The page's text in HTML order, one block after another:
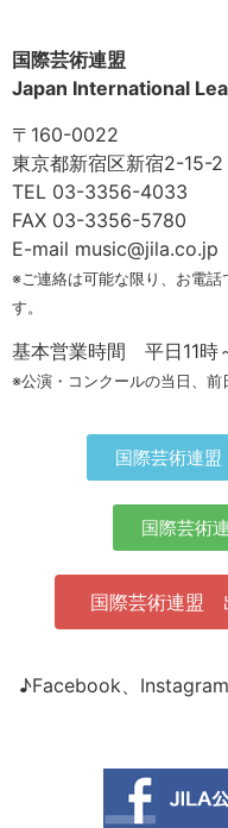
国際芸術連盟
Japan International
〒160-0022
東京都新宿区新宿2-15-
TEL 03-3356-4033
FAX 03-3356-5780
E-mail music@jila.co.jp
※ご連絡は可能な限り、お電
す。
基本営業時間 平日11
※公演・コンクールの当日、前
国際芸術連
国際芸術
国際芸術連盟
♪Facebook、